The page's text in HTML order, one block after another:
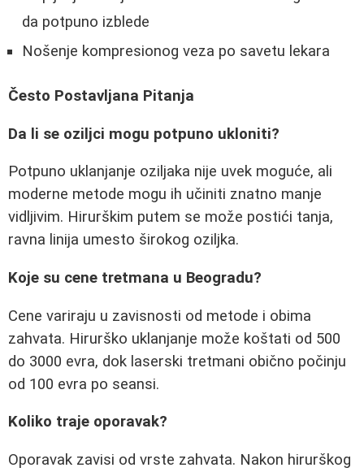
da potpuno izblede
Nošenje kompresionog veza po savetu lekara
Često Postavljana Pitanja
Da li se oziljci mogu potpuno ukloniti?
Potpuno uklanjanje oziljaka nije uvek moguće, ali
moderne metode mogu ih učiniti znatno manje
vidljivim. Hirurškim putem se može postići tanja,
ravna linija umesto širokog oziljka.
Koje su cene tretmana u Beogradu?
Cene variraju u zavisnosti od metode i obima
zahvata. Hirurško uklanjanje može koštati od 500
do 3000 evra, dok laserski tretmani obično počinju
od 100 evra po seansi.
Koliko traje oporavak?
Oporavak zavisi od vrste zahvata. Nakon hirurškog